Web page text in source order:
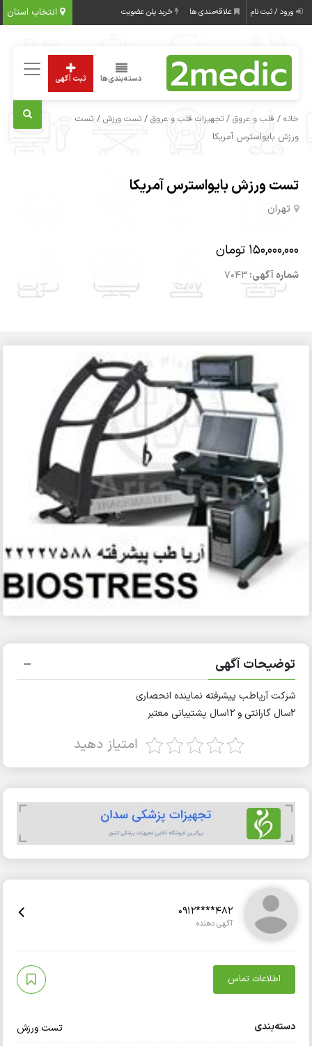
انتخاب استان ورود / ثبت نام علاقه‌مندی ها خرید پلن عضویت
دسته‌بندی‌ها ثبت آگهی
خانه / قلب و عروق /تجهیزات قلب و عروق /تست ورزش / تست
ورزش بایواسترس آمریکا
تست ورزش بایواسترس آمریکا
تهران
150,000,000 تومان
شماره آگهی:7043
توضیحات آگهی
شرکت آریاطب پیشرفته نماینده انحصاری
۲سال گارانتی و ۱۲سال پشتیبانی معتبر
امتیاز دهید
0912****482
آگهی دهنده
اطلاعات تماس
دسته‌بندی تست ورزش